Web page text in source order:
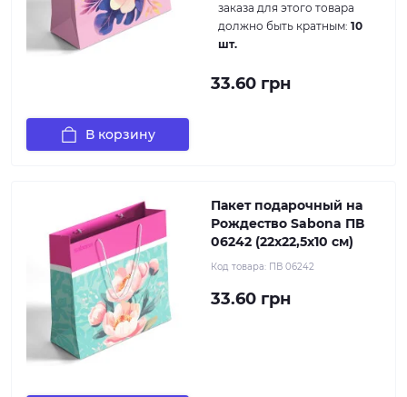
заказа для этого товара
должно быть кратным: 10
шт.
33.60 грн
В корзину
Пакет подарочный на
Рождество Sabona ПВ
06242 (22x22,5x10 см)
Код товара: ПВ 06242
33.60 грн